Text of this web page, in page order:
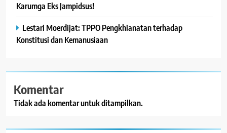
Karumga Eks Jampidsus!
Lestari Moerdijat: TPPO Pengkhianatan terhadap
Konstitusi dan Kemanusiaan
Komentar
Tidak ada komentar untuk ditampilkan.